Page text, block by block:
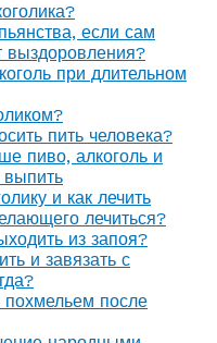
если сам
выздоровления?
при длительном
пить человека?
пиво, алкоголь и
выпить
и как лечить
лечиться?
из запоя?
и завязать с
похмельем после